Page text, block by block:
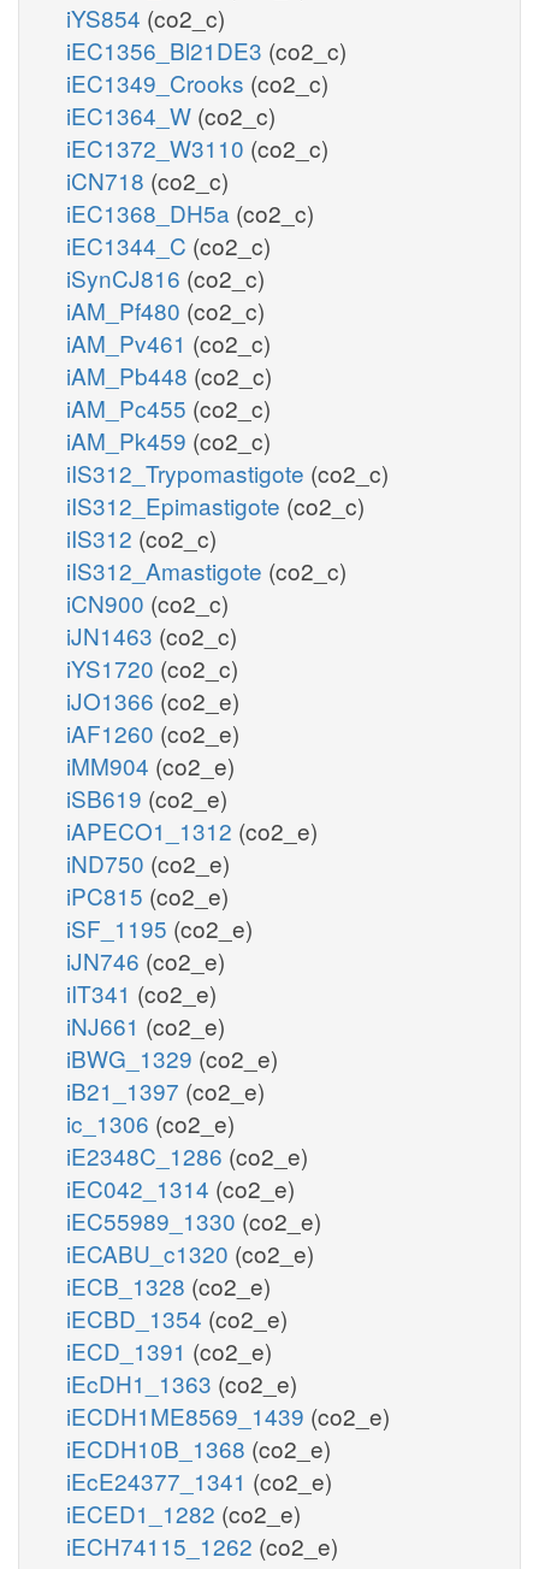
iYS854 (co2_c)
iEC1356_Bl21DE3 (co2_c)
iEC1349_Crooks (co2_c)
iEC1364_W (co2_c)
iEC1372_W3110 (co2_c)
iCN718 (co2_c)
iEC1368_DH5a (co2_c)
iEC1344_C (co2_c)
iSynCJ816 (co2_c)
iAM_Pf480 (co2_c)
iAM_Pv461 (co2_c)
iAM_Pb448 (co2_c)
iAM_Pc455 (co2_c)
iAM_Pk459 (co2_c)
iIS312_Trypomastigote (co2_c)
iIS312_Epimastigote (co2_c)
iIS312 (co2_c)
iIS312_Amastigote (co2_c)
iCN900 (co2_c)
iJN1463 (co2_c)
iYS1720 (co2_c)
iJO1366 (co2_e)
iAF1260 (co2_e)
iMM904 (co2_e)
iSB619 (co2_e)
iAPECO1_1312 (co2_e)
iND750 (co2_e)
iPC815 (co2_e)
iSF_1195 (co2_e)
iJN746 (co2_e)
iIT341 (co2_e)
iNJ661 (co2_e)
iBWG_1329 (co2_e)
iB21_1397 (co2_e)
ic_1306 (co2_e)
iE2348C_1286 (co2_e)
iEC042_1314 (co2_e)
iEC55989_1330 (co2_e)
iECABU_c1320 (co2_e)
iECB_1328 (co2_e)
iECBD_1354 (co2_e)
iECD_1391 (co2_e)
iEcDH1_1363 (co2_e)
iECDH1ME8569_1439 (co2_e)
iECDH10B_1368 (co2_e)
iEcE24377_1341 (co2_e)
iECED1_1282 (co2_e)
iECH74115_1262 (co2_e)